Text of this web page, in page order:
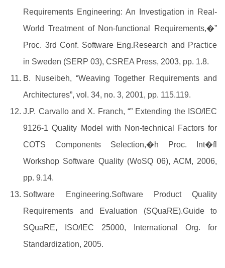
Requirements Engineering: An Investigation in Real-
World Treatment of Non-functional Requirements,�”
Proc. 3rd Conf. Software Eng.Research and Practice
in Sweden (SERP 03), CSREA Press, 2003, pp. 1.8.
B. Nuseibeh, “Weaving Together Requirements and
Architectures”, vol. 34, no. 3, 2001, pp. 115.119.
J.P. Carvallo and X. Franch, “” Extending the ISO/IEC
9126-1 Quality Model with Non-technical Factors for
COTS Components Selection,�h Proc. Int�fl
Workshop Software Quality (WoSQ 06), ACM, 2006,
pp. 9.14.
Software Engineering.Software Product Quality
Requirements and Evaluation (SQuaRE).Guide to
SQuaRE, ISO/IEC 25000, International Org. for
Standardization, 2005.